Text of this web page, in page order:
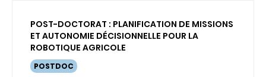
POST-DOCTORAT : PLANIFICATION DE MISSIONS
ET AUTONOMIE DÉCISIONNELLE POUR LA
ROBOTIQUE AGRICOLE
POSTDOC